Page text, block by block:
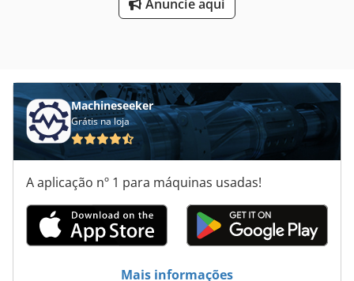
Anuncie aqui
Machineseeker
Grátis na loja
A aplicação nº 1 para máquinas usadas!
Mais informações